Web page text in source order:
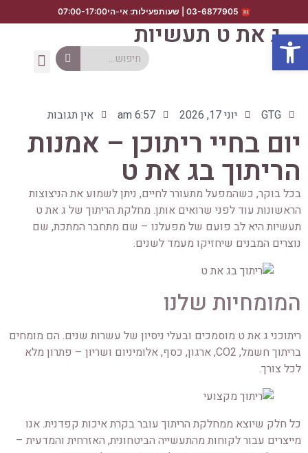
פתח סרגל נגישות
ג את ט תעשיות
GTG יוני 17, 2026 6:57 am אין תגובות
יום בחיי ריתוכן – אמנות
הריתוך בג את ט
בכל בוקר, כשהמפעל מתעורר לחיים, ניתן לשמוע את הניצוצות
הראשונות עוד לפני שרואים אותן. מחלקת הריתוך של ג את ט
תעשיות היא לב פועם של מפעלנו – שם מתחבר המתכת, שם
נוצרים המבנים שיחזיקו מעמד לשנים.
המומחיות שלנו
ריתוכני ג את ט מוסמכים ובעלי ניסיון של עשרות שנים. הם מומחים
בריתוך חשמל, CO2, ארגון, כסף, אלומיניום ושריון – פתרון מלא
לכל צורך.
כל חלק שיוצא ממחלקת הריתוך עובר בקרת איכות קפדנית. אנו
מייצרים עבור לקוחות מהתעשייה הביטחונית, האזרחית והמדעית –